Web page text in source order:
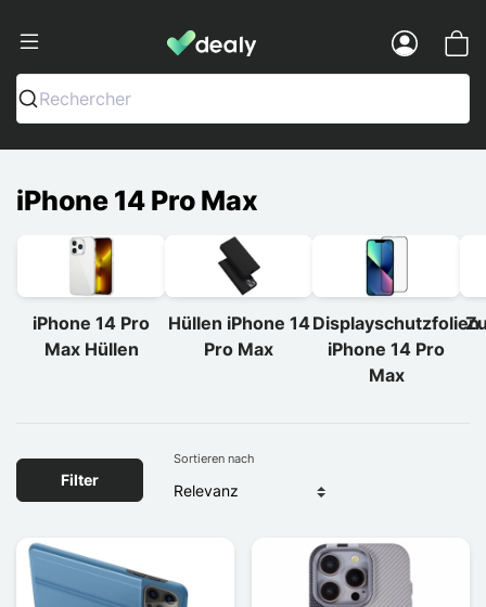
Dealy - Hüllen und Zubehör für
Rechercher
iPhone 14 Pro Max
iPhone 14 Pro
Max Hüllen
Hüllen iPhone 14
Pro Max
Displayschutzfolien
iPhone 14 Pro
Max
Filter
Sortieren nach